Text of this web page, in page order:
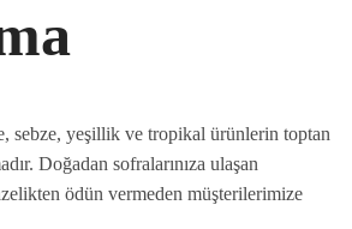
sebze, yeşillik ve tropikal ürünlerin toptan
Doğadan sofralarınıza ulaşan
ödün vermeden müşterilerimize